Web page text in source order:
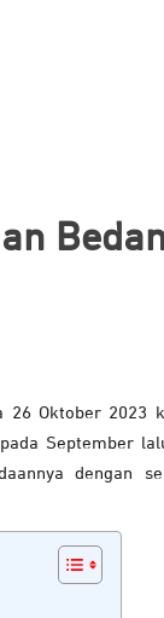
26 Oktober 2023
September
dengan